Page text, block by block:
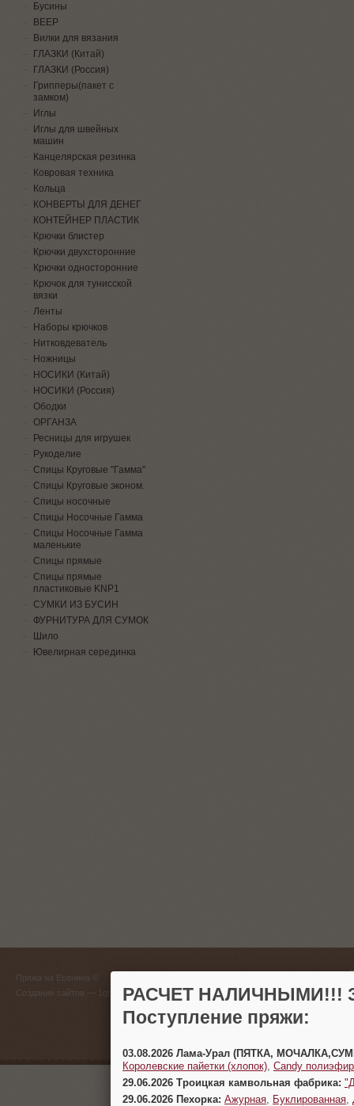
Бусины
ВЕЕР
Вилки для вязания
ГЛАЗКИ (Китай)
ГЛАЗКИ (Россия)
Грипперы(пакет с
замком)
Иглы
Иглы для швейных
машин
Канцелярская резинка
Ковровая техника
Кольца
КОНВЕРТЫ ДЛЯ ДЕНЕГ
КОНТЕЙНЕР ПЛАСТИК
Крючки блистер
Крючки двухсторонние
Крючки односторонние
Крючок для тунисской
вязки
Ленты
Наборы крючков
Нитковдеватель
Ножницы
НОСИКИ (Китай)
НОСИКИ (Россия)
Ободки
ОРГАНЗА
Ресницы для игрушек
Рукоделие
Спицы Круговые "Гамма"
Спицы Круговые эконом.
Спицы носочные
Спицы Носочные Гамма
Спицы Носочные Гамма
маленькие
Спицы прямые
Спицы прямые
пластиковые KNP1
СУМКИ ИЗ БУСИН
ФУРНИТУРА ДЛЯ СУМОК
Шило
Ювелирная серединка
Пряжа на Есенина ©
Создание сайтов
(383)
г.
РАСЧЕТ НАЛИЧНЫМИ!!!
Поступление пряжи:
03.08.2026 Лама-Урал (ПЯТКА,
Королевские пайетки (хлопок) Candy
29.06.2026 Троицкая камвольная фабрика:
29.06.2026 Пехорка: Ажурная Буклированная